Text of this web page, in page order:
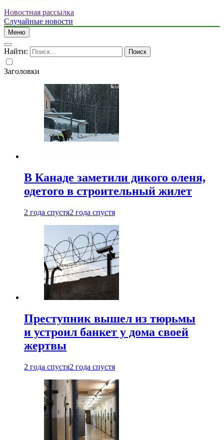
Новостная рассылка
Случайные новости
Меню
Найти:
Заголовки
В Канаде заметили дикого оленя,
одетого в строительный жилет
2 года спустя2 года спустя
Преступник вышел из тюрьмы
и устроил банкет у дома своей
жертвы
2 года спустя2 года спустя